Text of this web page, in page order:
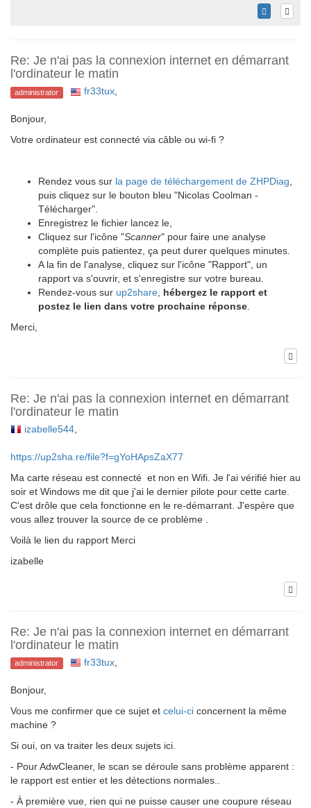
Re: Je n'ai pas la connexion internet en démarrant
l'ordinateur le matin
administrator fr33tux,
Bonjour,
Votre ordinateur est connecté via câble ou wi-fi ?
Rendez vous sur la page de téléchargement de ZHPDiag,
puis cliquez sur le bouton bleu "Nicolas Coolman -
Télécharger".
Enregistrez le fichier lancez le,
Cliquez sur l'icône "Scanner" pour faire une analyse
complète puis patientez, ça peut durer quelques minutes.
A la fin de l'analyse, cliquez sur l'icône "Rapport", un
rapport va s'ouvrir, et s'enregistre sur votre bureau.
Rendez-vous sur up2share, hébergez le rapport et
postez le lien dans votre prochaine réponse.
Merci,
Re: Je n'ai pas la connexion internet en démarrant
l'ordinateur le matin
izabelle544
https://up2sha.re/file?f=gYoHApsZaX77
Ma carte réseau est connecté et non en Wifi. Je l'ai vérifié hier au
soir et Windows me dit que j'ai le dernier pilote pour cette carte.
C'est drôle que cela fonctionne en le re-démarrant. J'espère que
vous allez trouver la source de ce problème .
Voilà le lien du rapport Merci
izabelle
Re: Je n'ai pas la connexion internet en démarrant
l'ordinateur le matin
administrator fr33tux,
Bonjour,
Vous me confirmer que ce sujet et celui-ci concernent la même
machine ?
Si oui, on va traiter les deux sujets ici.
- Pour AdwCleaner, le scan se déroule sans problème apparent :
le rapport est entier et les détections normales..
- À première vue, rien qui ne puisse causer une coupure réseau